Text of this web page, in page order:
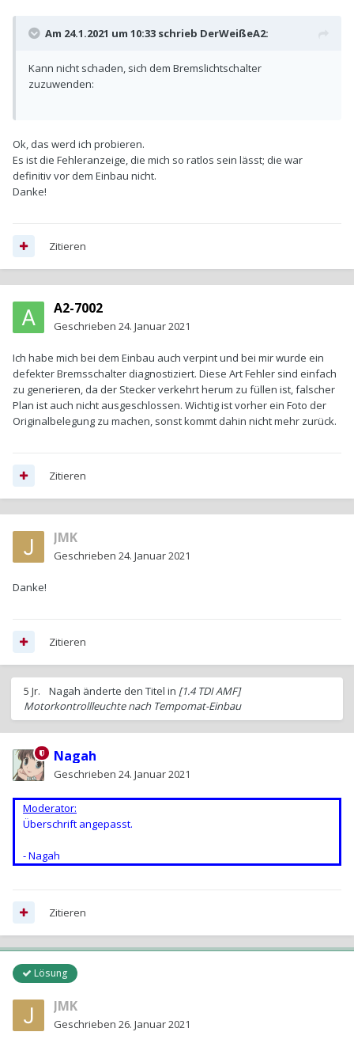
Am 24.1.2021 um 10:33 schrieb DerWeißeA2:
Kann nicht schaden, sich dem Bremslichtschalter
zuzuwenden:
Ok, das werd ich probieren.
Es ist die Fehleranzeige, die mich so ratlos sein lässt; die war
definitiv vor dem Einbau nicht.
Danke!
Zitieren
A2-7002
Geschrieben 24. Januar 2021
Ich habe mich bei dem Einbau auch verpint und bei mir wurde ein
defekter Bremsschalter diagnostiziert. Diese Art Fehler sind einfach
zu generieren, da der Stecker verkehrt herum zu füllen ist, falscher
Plan ist auch nicht ausgeschlossen. Wichtig ist vorher ein Foto der
Originalbelegung zu machen, sonst kommt dahin nicht mehr zurück.
Zitieren
JMK
Geschrieben 24. Januar 2021
Danke!
Zitieren
5 Jr. Nagah änderte den Titel in [1.4 TDI AMF]
Motorkontrollleuchte nach Tempomat-Einbau
Nagah
Geschrieben 24. Januar 2021
Moderator:
Überschrift angepasst.
- Nagah
Zitieren
Lösung
JMK
Geschrieben 26. Januar 2021